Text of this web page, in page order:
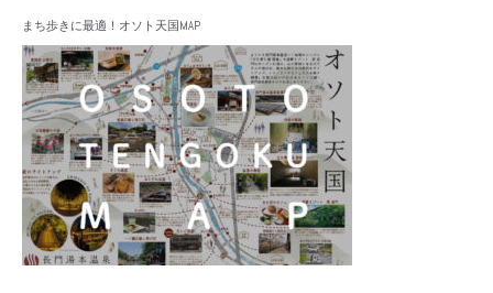
まち歩きに最適！オソト天国MAP